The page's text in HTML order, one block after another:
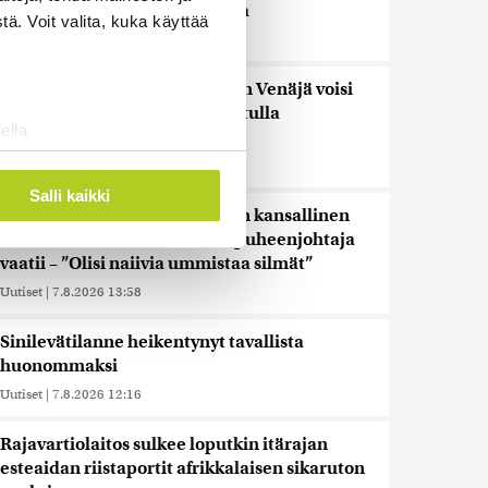
Voit valita, kuka käyttää
. Voit muuttaa
tukemiseen
alan
siirtää ulkomaille.
Salli kaikki
riippuvuuden aiheuttamisesta
WSJ: Tiedustelutiedon mukaan Venäjä voisi
testata Naton kestävyyttä rajatulla
aluehyökkäyksellä
Metsäpalojen varalle tarvitaan kansallinen
suunnitelma, keskustan varapuheenjohtaja
vaatii – ”Olisi naiivia ummistaa silmät”
Uutiset | 7.8.2026 13:58
Sinilevätilanne heikentynyt tavallista
huonommaksi
Uutiset | 7.8.2026 12:16
Rajavartiolaitos sulkee loputkin itärajan
esteaidan riistaportit afrikkalaisen sikaruton